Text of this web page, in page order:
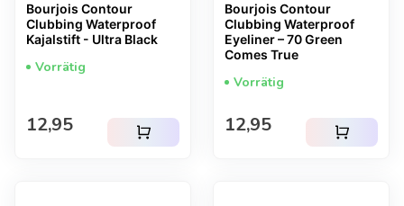
Bourjois Contour
Clubbing Waterproof
Kajalstift - Ultra Black
Vorrätig
Regulärer Preis
12,95 shopping_cart
Bourjois Contour
Clubbing Waterproof
Eyeliner – 70 Green
Comes True
Vorrätig
Regulärer Preis
12,95 shopping_cart